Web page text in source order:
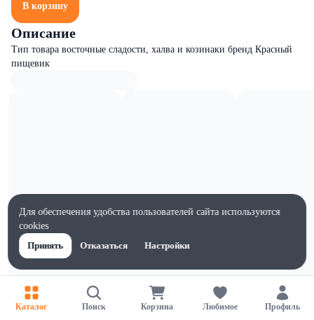
В корзину
Описание
Тип товара восточные сладости, халва и козинаки бренд Красный
пищевик
Характеристики
Каталог Поиск Корзина Любимое Профиль
Для обеспечения удобства пользователей сайта используются
cookies
Принять
Отказаться Настройки